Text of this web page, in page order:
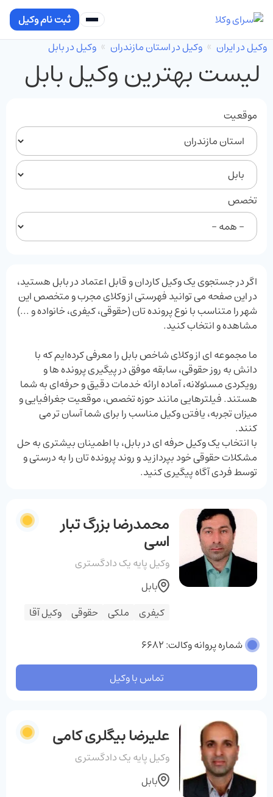
ثبت نام وکیل
وکیل در ایران
وکیل در استان مازندران وکیل در بابل
لیست بهترین وکیل بابل
موقعیت
تخصص
اگر در جستجوی یک وکیل کاردان و قابل اعتماد در بابل هستید،
در این صفحه می ‌توانید فهرستی از وکلای مجرب و متخصص این
شهر را متناسب با نوع پرونده ‌تان (حقوقی، کیفری، خانواده و ...)
مشاهده و انتخاب کنید.
ما مجموعه ‌ای از وکلای شاخص بابل را معرفی کرده‌ایم که با
دانش به ‌روز حقوقی، سابقه موفق در پیگیری پرونده‌ ها و
رویکردی مسئولانه، آماده ارائه خدمات دقیق و حرفه‌ای به شما
هستند. فیلترهایی مانند حوزه تخصص، موقعیت جغرافیایی و
میزان تجربه، یافتن وکیل مناسب را برای شما آسان ‌تر می
‌کنند.
با انتخاب یک وکیل حرفه ‌ای در بابل، با اطمینان بیشتری به حل
مشکلات حقوقی خود بپردازید و روند پرونده‌ تان را به ‌درستی و
توسط فردی آگاه پیگیری کنید.
محمدرضا بزرگ تبار
اسی
وکیل پایه یک دادگستری
کیفری ملکی حقوقی وکیل آقا
بابل
شماره پروانه وکالت: 6682
تماس با وکیل
علیرضا بیگلری کامی
وکیل پایه یک دادگستری
بابل